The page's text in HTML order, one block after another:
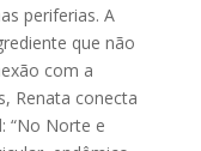
periferias. A
que não
com a
Renata conecta
“No Norte e